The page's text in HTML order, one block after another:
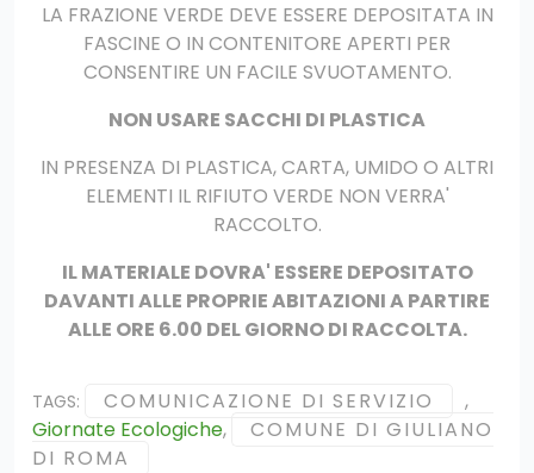
LA FRAZIONE VERDE DEVE ESSERE DEPOSITATA IN
FASCINE O IN CONTENITORE APERTI PER
CONSENTIRE UN FACILE SVUOTAMENTO.
NON USARE SACCHI DI PLASTICA
IN PRESENZA DI PLASTICA, CARTA, UMIDO O ALTRI
ELEMENTI IL RIFIUTO VERDE NON VERRA'
RACCOLTO.
IL MATERIALE DOVRA' ESSERE DEPOSITATO
DAVANTI ALLE PROPRIE ABITAZIONI A PARTIRE
ALLE ORE 6.00 DEL GIORNO DI RACCOLTA.
TAGS: COMUNICAZIONE DI SERVIZIO
,
Giornate Ecologiche,
COMUNE DI GIULIANO
DI ROMA